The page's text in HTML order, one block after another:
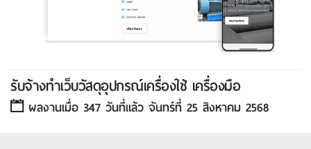
รับจ้างทำเว็บวัสดุอุปกรณ์เครื่องใช้ เครื่องมือ
ผลงานเมื่อ 347 วันที่แล้ว จันทร์ที่ 25 สิงหาคม 2568